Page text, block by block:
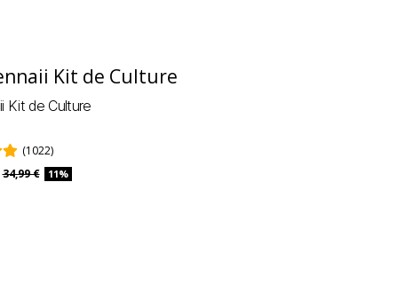
Kit de Culture
(1022)
34,99 €
11%